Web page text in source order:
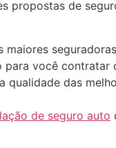
propostas de
maiores
para você contratar
qualidade das
de seguro auto